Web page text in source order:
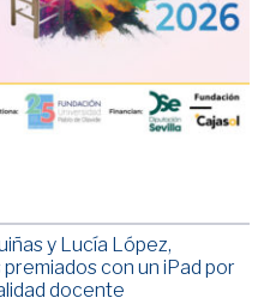
y Lucía López,
con un iPad por
docente